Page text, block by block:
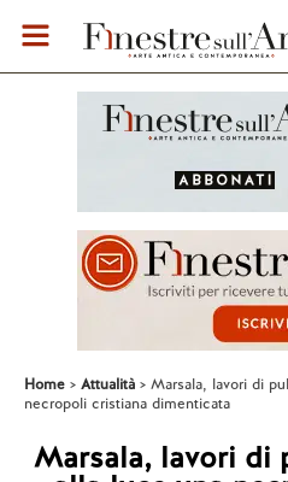
Home Attualità
Marsala, lavori di
necropoli cristiana dimenticata
Marsala, lavori di